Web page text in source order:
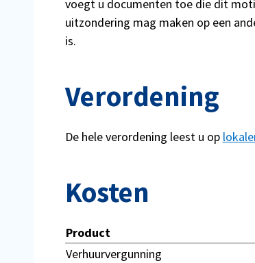
voegt u documenten toe die dit
uitzondering mag maken op een
is.
Verordening
De hele verordening leest u op
Kosten
Product
Verhuurvergunning